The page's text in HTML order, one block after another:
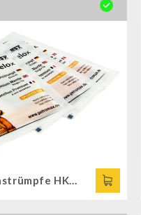
3 x Helox Glühstrümpfe HK500